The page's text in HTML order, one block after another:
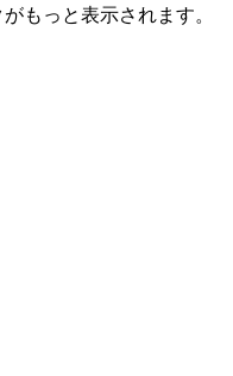
もっと表示されます。